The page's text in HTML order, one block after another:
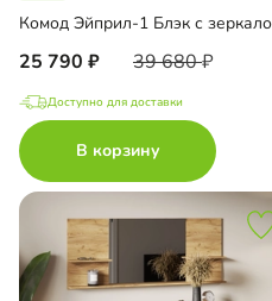
Комод Эйприл-1 Блэк с
25 790 39 680
Доступно для доставки
В корзину